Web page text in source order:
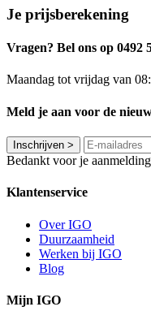
Je prijsberekening
Vragen? Bel ons op 0492
Maandag tot vrijdag van
Meld je aan voor de
Inschrijven >
Bedankt voor je aanmelding
Klantenservice
Over IGO
Duurzaamheid
Werken bij IGO
Blog
Mijn IGO